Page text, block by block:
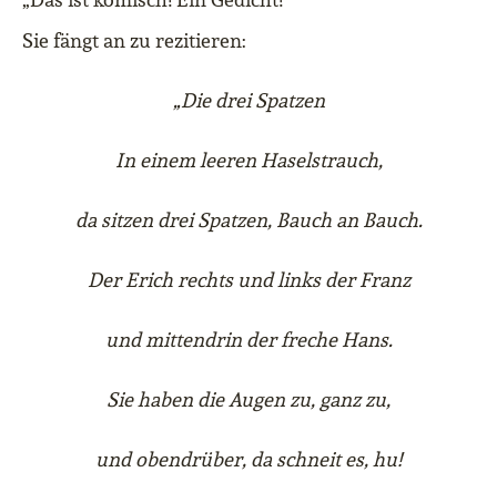
Sie fängt an zu rezitieren:
„Die drei Spatzen
In einem leeren Haselstrauch,
da sitzen drei Spatzen, Bauch an Bauch.
Der Erich rechts und links der Franz
und mittendrin der freche Hans.
Sie haben die Augen zu, ganz zu,
und obendrüber, da schneit es, hu!